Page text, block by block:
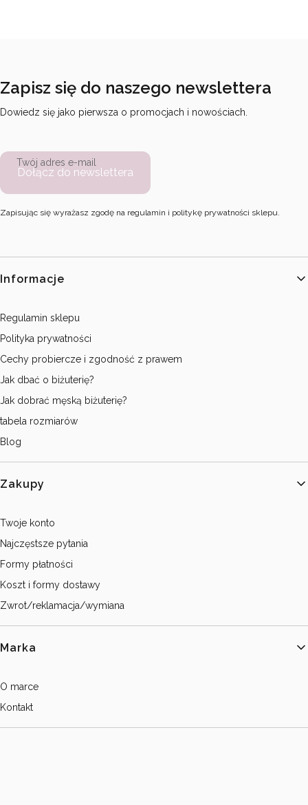
Zapisz się do naszego newslettera
Dowiedz się jako pierwsza o promocjach i nowościach.
Twój adres e-mail
Dołącz do newslettera
Zapisując się wyrażasz zgodę na regulamin i politykę prywatności sklepu.
Linki w stopce
Informacje
Regulamin sklepu
Polityka prywatności
Cechy probiercze i zgodność z prawem
Jak dbać o biżuterię?
Jak dobrać męską biżuterię?
tabela rozmiarów
Blog
Zakupy
Twoje konto
Najczęstsze pytania
Formy płatności
Koszt i formy dostawy
Zwrot/reklamacja/wymiana
Marka
O marce
Kontakt